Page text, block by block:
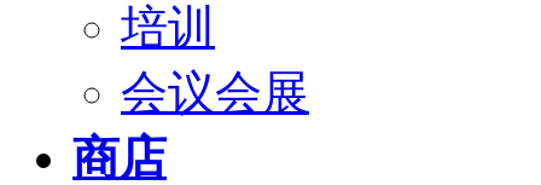
培训
会议会展
商店